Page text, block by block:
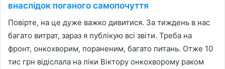
внаслідок поганого самопочуття
Повірте, на це дуже важко дивитися. За тиждень в нас
багато витрат, зараз я публікую всі звіти. Треба на
фронт, онкохворим, пораненим, багато питань. Отже 10
тис грн відіслала на ліки Віктору онкохворому раком